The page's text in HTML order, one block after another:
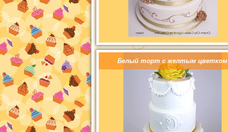
Белый торт с желтым цветком